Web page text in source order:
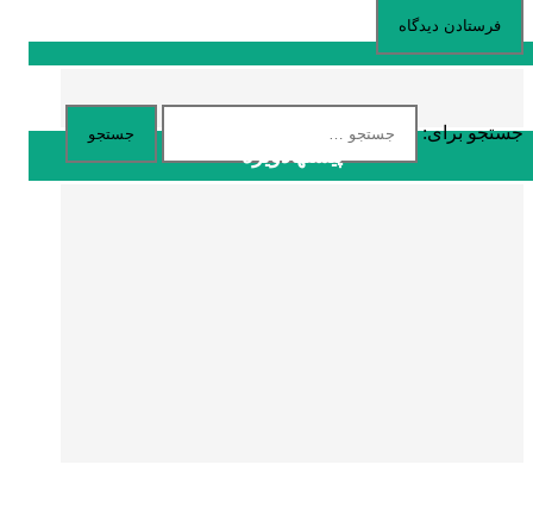
جستجو برای:
پیشنهادویژه